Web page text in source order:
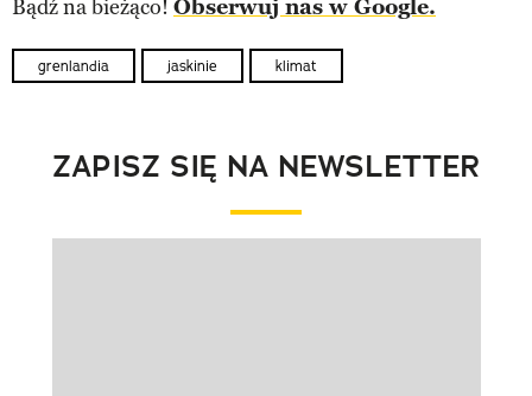
Bądź na bieżąco! Obserwuj nas w Google.
grenlandia jaskinie klimat
ZAPISZ SIĘ NA NEWSLETTER